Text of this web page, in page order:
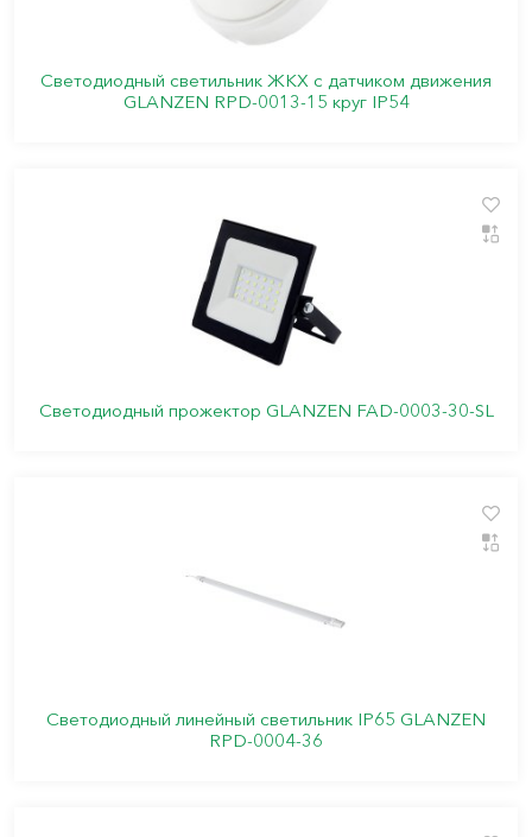
Светодиодный светильник ЖКХ c датчиком движения
GLANZEN RPD-0013-15 круг IP54
Светодиодный прожектор GLANZEN FAD-0003-30-SL
Светодиодный линейный светильник IP65 GLANZEN
RPD-0004-36